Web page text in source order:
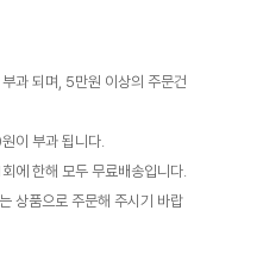
과 되며, 5만원 이상의 주문건
이 부과 됩니다.
에 한해 모두 무료배송입니다.
상품으로 주문해 주시기 바랍